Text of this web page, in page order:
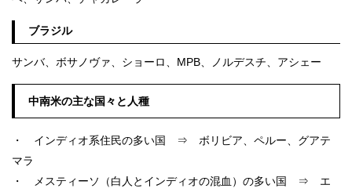
ブラジル
サンバ、ボサノヴァ、ショーロ、MPB、ノルデスチ、アシェー
中南米の主な国々と人種
・ インディオ系住民の多い国 ⇒ ボリビア、ペルー、グアテ
マラ
・ メスティーソ（白人とインディオの混血）の多い国 ⇒ エ